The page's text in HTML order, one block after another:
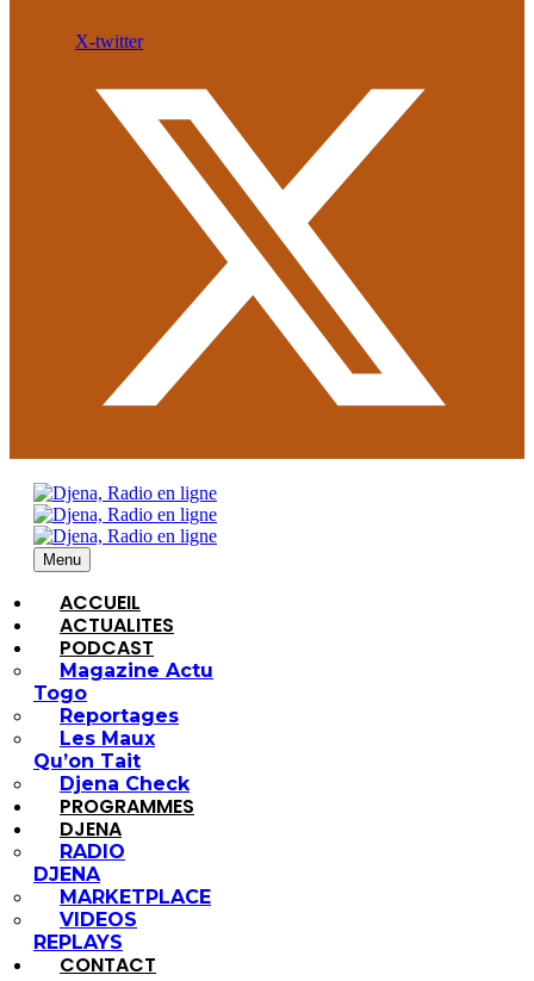
X-twitter
Menu
ACCUEIL
ACTUALITES
PODCAST
Magazine Actu
Togo
Reportages
Les Maux
Qu’on Tait
Djena Check
PROGRAMMES
DJENA
RADIO
DJENA
MARKETPLACE
VIDEOS
REPLAYS
CONTACT